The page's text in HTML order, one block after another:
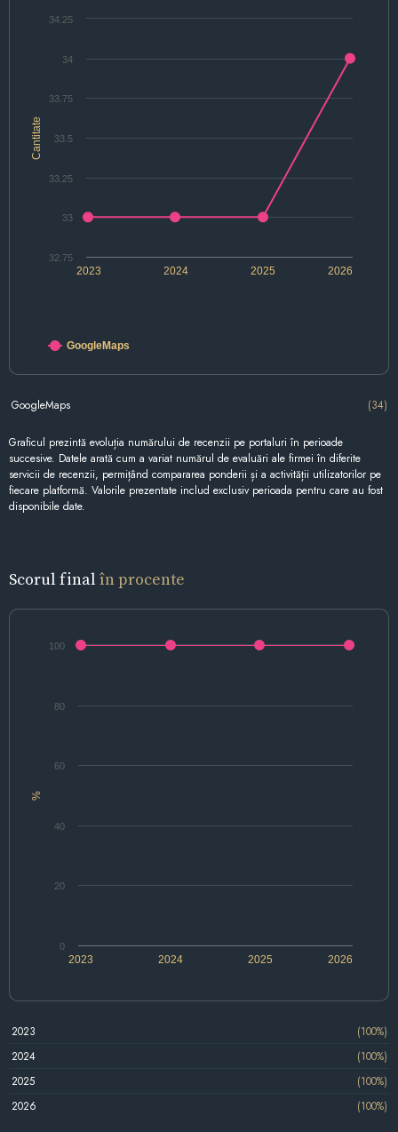
Cantitate
2024 2026
2023 2025
32.75
33
33.25
33.5
33.75
34
34.25
GoogleMaps
GoogleMaps (34)
Graficul prezintă evoluția numărului de recenzii pe portaluri în perioade
succesive. Datele arată cum a variat numărul de evaluări ale firmei în diferite
servicii de recenzii, permițând compararea ponderii și a activității utilizatorilor pe
fiecare platformă. Valorile prezentate includ exclusiv perioada pentru care au fost
disponibile date.
Scorul final în procente
%
2024 2026
2023 2025
0
20
40
60
80
100
2023
(100%)
2024
(100%)
2025
(100%)
2026
(100%)